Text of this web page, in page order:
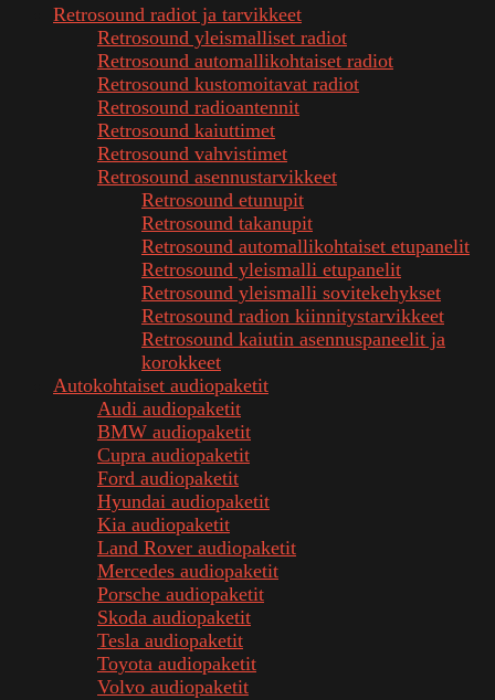
Retrosound radiot ja tarvikkeet
Retrosound yleismalliset radiot
Retrosound automallikohtaiset radiot
Retrosound kustomoitavat radiot
Retrosound radioantennit
Retrosound kaiuttimet
Retrosound vahvistimet
Retrosound asennustarvikkeet
Retrosound etunupit
Retrosound takanupit
Retrosound automallikohtaiset etupanelit
Retrosound yleismalli etupanelit
Retrosound yleismalli sovitekehykset
Retrosound radion kiinnitystarvikkeet
Retrosound kaiutin asennuspaneelit ja
korokkeet
Autokohtaiset audiopaketit
Audi audiopaketit
BMW audiopaketit
Cupra audiopaketit
Ford audiopaketit
Hyundai audiopaketit
Kia audiopaketit
Land Rover audiopaketit
Mercedes audiopaketit
Porsche audiopaketit
Skoda audiopaketit
Tesla audiopaketit
Toyota audiopaketit
Volvo audiopaketit